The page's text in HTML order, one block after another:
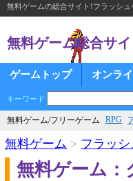
無料ゲームの総合サイト!フラッシ
無料ゲーム総合サイ
ゲームトップ オンラ
キーワード
無料ゲーム/フリーゲーム RPG
無料ゲーム > フラッ
無料ゲーム